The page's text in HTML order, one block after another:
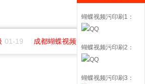
01-19 成都蝴蝶视频污印务招聘平面
蝴蝶视频污印刷1：
蝴蝶视频污印刷2：
蝴蝶视频污印刷3：